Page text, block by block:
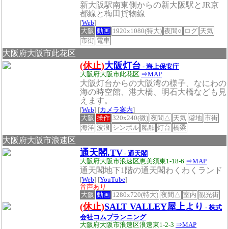
新大阪駅南東側からの新大阪駅とJR京
都線と梅田貨物線
[Web]
大阪 動画 1920x1080(特大) 夜間○ ログ 天気
市街 電車
大阪府大阪市此花区
(休止)大阪灯台 - 海上保安庁
大阪府大阪市此花区 ⇒MAP
大阪灯台からの大阪湾の様子、なにわの
海の時空館、港大橋、明石大橋なども見
えます。
[Web] [カメラ案内]
大阪 操作 320x240(微) 夜間△ 天気 僻地 市街
海洋 波浪 シンボル 船舶 灯台 橋梁
大阪府大阪市浪速区
通天閣.TV - 通天閣
大阪府大阪市浪速区恵美須東1-18-6 ⇒MAP
通天閣地下1階の通天閣わくわくランド
[Web] [YouTube]
音声あり
大阪 動画 1280x720(特大) 夜間△ 室内 観光街
(休止)SALT VALLEY屋上より - 株式
会社コムプランニング
大阪府大阪市浪速区浪速東1-2-3 ⇒MAP